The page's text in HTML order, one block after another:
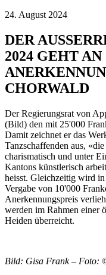
24. August 2024
DER
2024 GEHT
CHORWALD
Der Regierungsrat von
(Bild) den mit 25'000
Damit zeichnet er das
Tanzschaffenden aus,
charismatisch und unter
Kantons künstlerisch
heisst. Gleichzeitig wird
Vergabe von 10'000
Anerkennungspreis
werden im Rahmen einer
Heiden überreicht.
Bild: Gisa Frank – Foto: